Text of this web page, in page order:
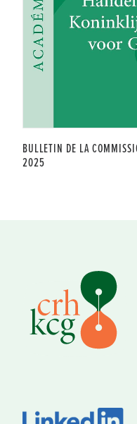
BULLETIN DE LA
2025